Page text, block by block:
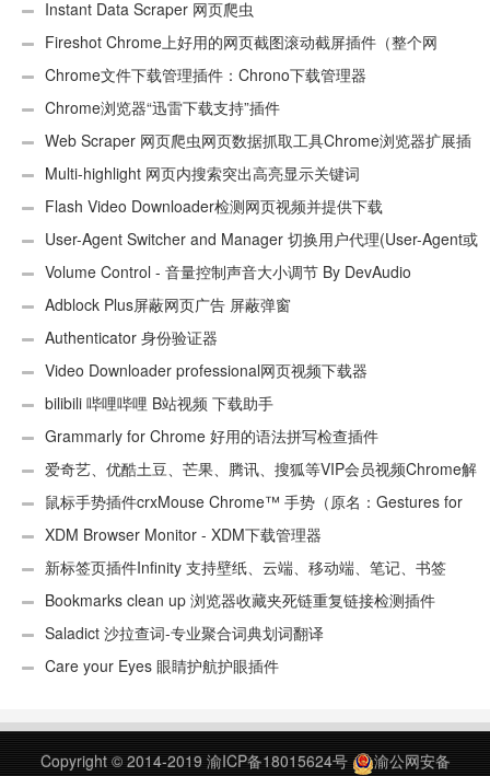
Instant Data Scraper 网页爬虫
Fireshot Chrome上好用的网页截图滚动截屏插件（整个网
页）Chrome文件下载管理插件：Chrono下载管理器
Chrome浏览器“迅雷下载支持”插件
Web Scraper 网页爬虫网页数据抓取工具Chrome浏览器扩展插
件 Multi-highlight 网页内搜索突出高亮显示关键词
Flash Video Downloader检测网页视频并提供下载
User-Agent Switcher and Manager 切换用户代理(User-Agent或
UA)Volume Control - 音量控制声音大小调节 By DevAudio
Adblock Plus屏蔽网页广告 屏蔽弹窗
Authenticator 身份验证器
Video Downloader professional网页视频下载器
bilibili 哔哩哔哩 B站视频 下载助手
Grammarly for Chrome 好用的语法拼写检查插件
爱奇艺、优酷土豆、芒果、腾讯、搜狐等VIP会员视频Chrome解
析工具鼠标手势插件crxMouse Chrome™ 手势（原名：Gestures for
Chrome(TM)汉化版）
XDM Browser Monitor - XDM下载管理器
新标签页插件Infinity 支持壁纸、云端、移动端、笔记、书签
Bookmarks clean up 浏览器收藏夹死链重复链接检测插件
Saladict 沙拉查词-专业聚合词典划词翻译
Care your Eyes 眼睛护航护眼插件
Copyright © 2014-2019 渝ICP备18015624号
渝公网安备